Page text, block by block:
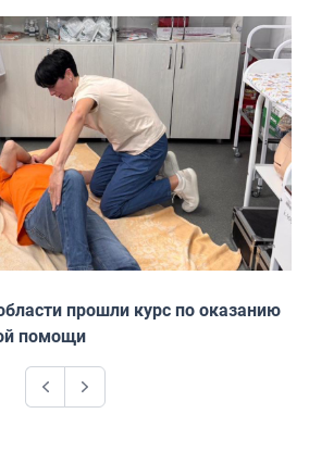
прошли курс по оказанию
помощи
PreviousNext